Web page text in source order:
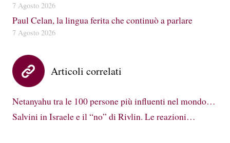
7 Agosto 2026
Paul Celan, la lingua ferita che continuò a parlare
7 Agosto 2026
Articoli correlati
Netanyahu tra le 100 persone più influenti nel mondo…
Salvini in Israele e il “no” di Rivlin. Le reazioni…